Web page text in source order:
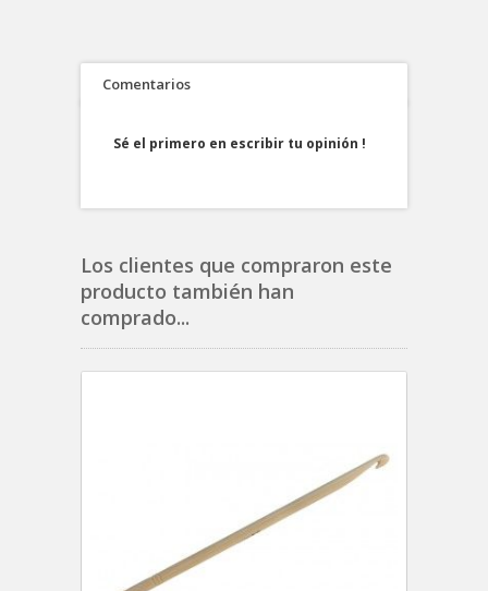
Comentarios
Sé el primero en escribir tu opinión !
Los clientes que compraron este
producto también han
comprado...